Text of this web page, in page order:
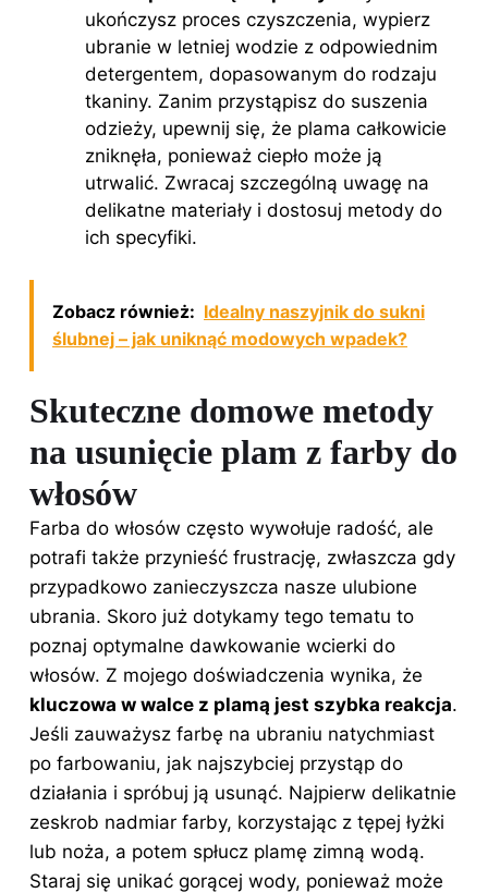
ukończysz proces czyszczenia, wypierz
ubranie w letniej wodzie z odpowiednim
detergentem, dopasowanym do rodzaju
tkaniny. Zanim przystąpisz do suszenia
odzieży, upewnij się, że plama całkowicie
zniknęła, ponieważ ciepło może ją
utrwalić. Zwracaj szczególną uwagę na
delikatne materiały i dostosuj metody do
ich specyfiki.
Zobacz również: Idealny naszyjnik do sukni
ślubnej – jak uniknąć modowych wpadek?
Skuteczne domowe metody
na usunięcie plam z farby do
włosów
Farba do włosów często wywołuje radość, ale
potrafi także przynieść frustrację, zwłaszcza gdy
przypadkowo zanieczyszcza nasze ulubione
ubrania. Skoro już dotykamy tego tematu to
poznaj optymalne dawkowanie wcierki do
włosów. Z mojego doświadczenia wynika, że
kluczowa w walce z plamą jest szybka reakcja.
Jeśli zauważysz farbę na ubraniu natychmiast
po farbowaniu, jak najszybciej przystąp do
działania i spróbuj ją usunąć. Najpierw delikatnie
zeskrob nadmiar farby, korzystając z tępej łyżki
lub noża, a potem spłucz plamę zimną wodą.
Staraj się unikać gorącej wody, ponieważ może